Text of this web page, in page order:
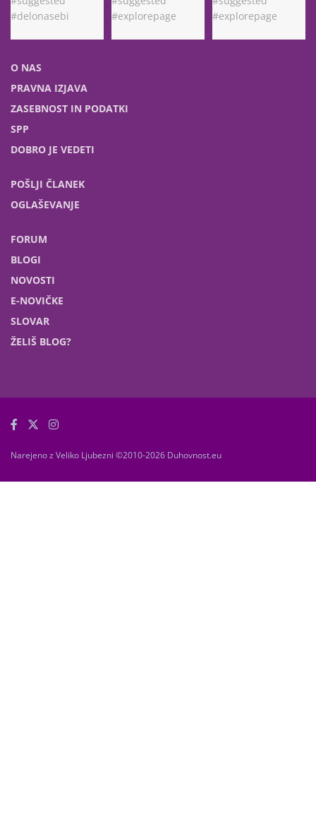
O NAS
PRAVNA IZJAVA
ZASEBNOST IN PODATKI
SPP
DOBRO JE VEDETI
POŠLJI ČLANEK
OGLAŠEVANJE
FORUM
BLOGI
NOVOSTI
E-NOVIČKE
SLOVAR
ŽELIŠ BLOG?
Narejeno z Veliko Ljubezni ©2010-2026 Duhovnost.eu